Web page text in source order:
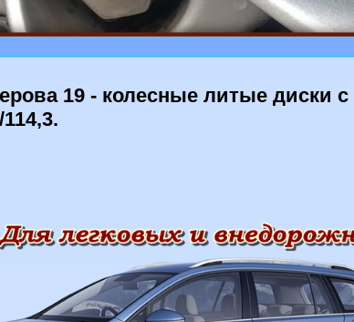
19 - колесные литые диски с